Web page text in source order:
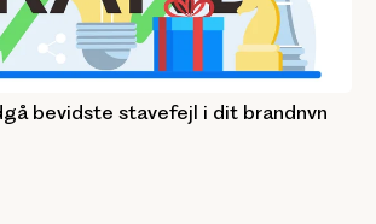
bevidste stavefejl i dit brandnvn